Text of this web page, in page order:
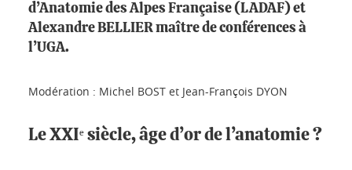
d’Anatomie des Alpes Française (LADAF) et
Alexandre BELLIER maître de conférences à
l’UGA.
Modération : Michel BOST et Jean-François DYON
Le XXIᵉ siècle, âge d’or de l’anatomie ?